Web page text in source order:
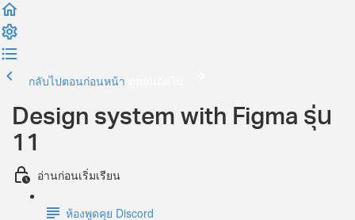
กลับไปตอนก่อนหน้า
Design system with Figma รุ่น
11
อ่านก่อนเริ่มเรียน
ห้องพูดคุย Discord